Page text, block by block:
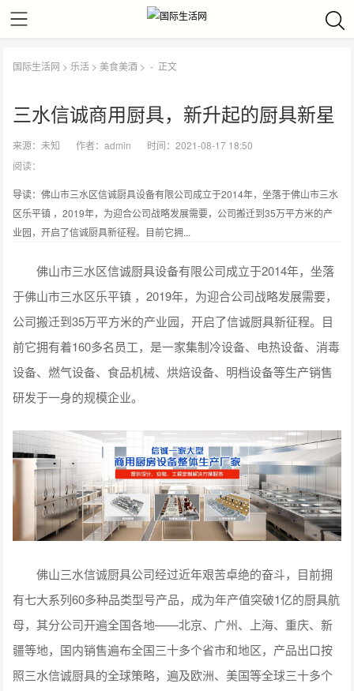
国际生活网 > 乐活 >美食美酒 > - 正文
三水信诚商用厨具，新升起的厨具新星
来源：未知 作者：admin
时间：2021-08-17 18:50
阅读：
导读：佛山市三水区信诚厨具设备有限公司成立于2014年，坐落于佛山市三水
区乐平镇 ，2019年，为迎合公司战略发展需要，公司搬迁到35万平方米的产
业园，开启了信诚厨具新征程。目前它拥...
佛山市三水区信诚厨具设备有限公司成立于2014年，坐落
于佛山市三水区乐平镇 ，2019年，为迎合公司战略发展需要，
公司搬迁到35万平方米的产业园，开启了信诚厨具新征程。目
前它拥有着160多名员工，是一家集制冷设备、电热设备、消毒
设备、燃气设备、食品机械、烘焙设备、明档设备等生产销售
研发于一身的规模企业。
佛山三水信诚厨具公司经过近年艰苦卓绝的奋斗，目前拥
有七大系列60多种品类型号产品，成为年产值突破1亿的厨具航
母，其分公司开遍全国各地——北京、广州、上海、重庆、新
疆等地，国内销售遍布全国三十多个省市和地区，产品出口按
照三水信诚厨具的全球策略，遍及欧洲、美国等全球三十多个